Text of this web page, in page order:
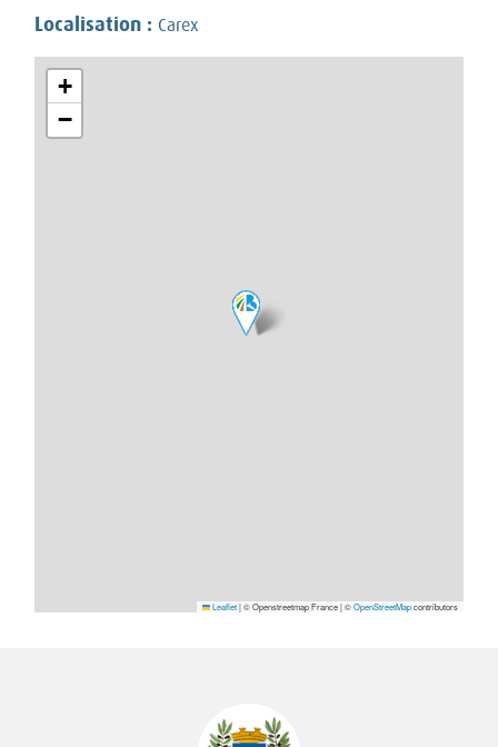
Localisation : Carex
+
−
Leaflet|© Openstreetmap France | ©OpenStreetMapcontributors